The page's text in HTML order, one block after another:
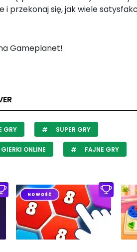
przekonaj się, jak wiele
Gameplanet!
GRY SUPER GRY
GIERKI ONLINE FAJNE GRY